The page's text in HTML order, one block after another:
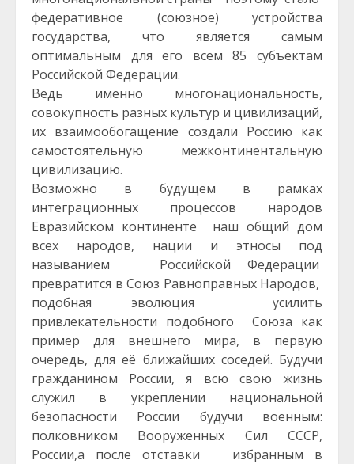
федеративное (союзное) устройства
государства, что является самым
оптимальным для его всем 85 субъектам
Российской Федерации.
Ведь именно многонациональность,
совокупность разных культур и цивилизаций,
их взаимообогащение создали Россию как
самостоятельную межконтинентальную
цивилизацию.
Возможно в будущем в рамках
интеграционных процессов народов
Евразийском континенте наш общий дом
всех народов, нации и этносы под
называнием Российской Федерации
превратится в Союз Равноправных Народов,
подобная эволюция усилить
привлекательности подобного Союза как
пример для внешнего мира, в первую
очередь, для её ближайших соседей. Будучи
гражданином России, я всю свою жизнь
служил в укреплении национальной
безопасности России будучи военным:
полковником Вооруженных Сил СССР,
России,а после отставки избранным в